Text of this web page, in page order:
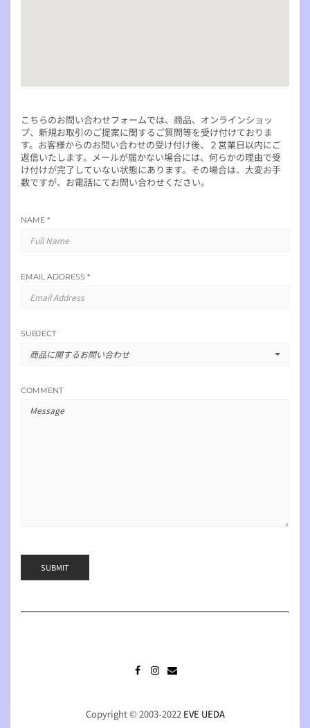
こちらのお問い合わせフォームでは、商品、オンラインショッ
プ、新規お取引のご提案に関するご質問等を受け付けておりま
す。お客様からのお問い合わせの受け付け後、２営業日以内にご
返信いたします。メールが届かない場合には、何らかの理由で受
け付けが完了していない状態にあります。その場合は、大変お手
数ですが、お電話にてお問い合わせください。
NAME *
EMAIL ADDRESS *
SUBJECT
商品に関するお問い合わせ
COMMENT
Copyright © 2003-2022 EVE UEDA